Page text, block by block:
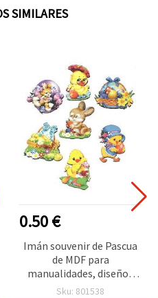
SIMILARES
0.50 €
Imán souvenir de Pascua
de MDF para
manualidades, diseños
mezclados, 75~60 x 50
Sku: 801538